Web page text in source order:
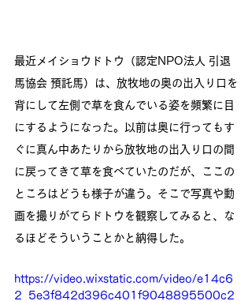
最近メイショウドトウ（認定NPO法人 引退
馬協会 預託馬）は、放牧地の奥の出入り口を
背にして左側で草を食んでいる姿を頻繁に目
にするようになった。以前は奥に行ってもす
ぐに真ん中あたりから放牧地の出入り口の間
に戻ってきて草を食べていたのだが、ここの
ところはどうも様子が違う。そこで写真や動
画を撮りがてらドトウを観察してみると、な
るほどそういうことかと納得した。
https://video.wixstatic.com/video/e14c6
2_5e3f842d396c401f9048895500c2